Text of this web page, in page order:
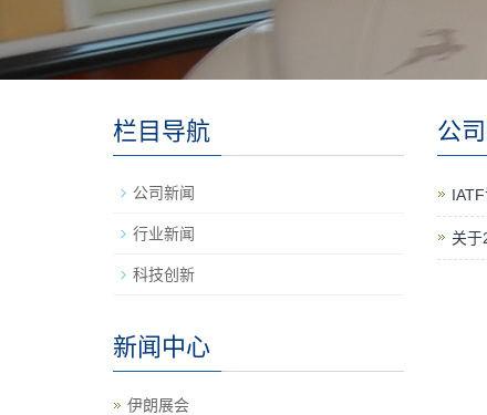
公
关于
栏目导航
公司新闻
行业新闻
科技创新
新闻中心
伊朗展会